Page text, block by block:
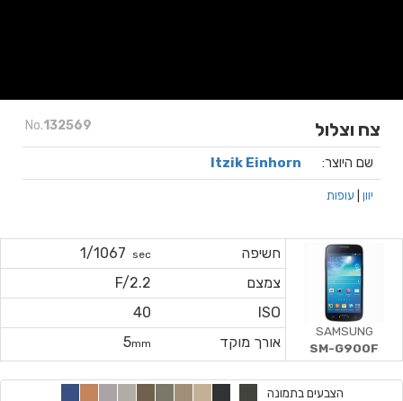
No.132569 צח וצלול
שם היוצר: Itzik Einhorn
יוון עופות
חשיפה sec
1/1067
צמצם
F/2.2
ISO
40
אורך מוקד
5mm
SAMSUNG
SM-G900F
הצבעים בתמונה